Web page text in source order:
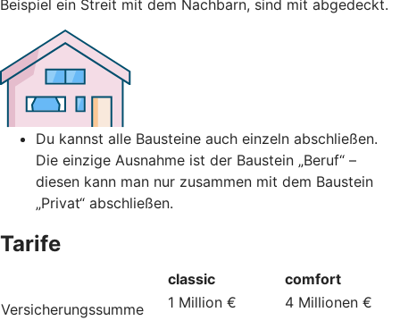
Beispiel ein Streit mit dem Nachbarn, sind mit abgedeckt.
Du kannst alle Bausteine auch einzeln abschließen.
Die einzige Ausnahme ist der Baustein „Beruf“ –
diesen kann man nur zusammen mit dem Baustein
„Privat“ abschließen.
Tarife
classic
comfort
Versicherungssumme
1 Million € 4 Millionen €